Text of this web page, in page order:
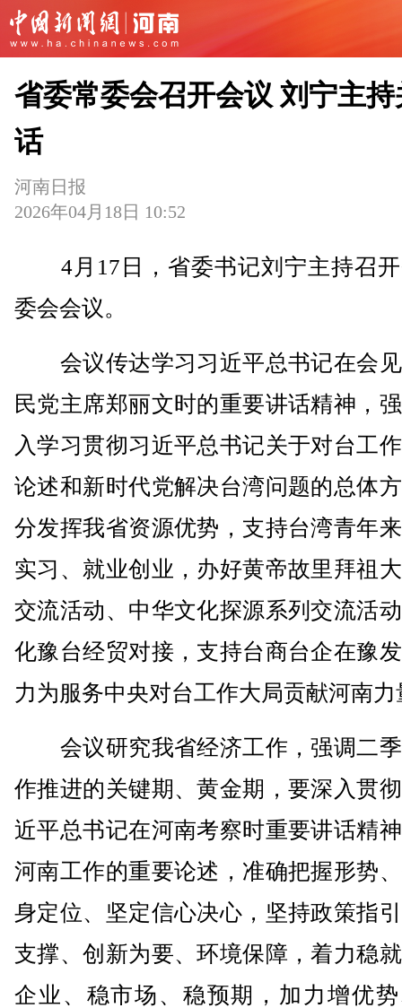
省委常委会召开会议 刘宁主持
话
河南日报
2026年04月18日 10:52
4月17日，省委书记刘宁主持召开
委会会议。
会议传达学习习近平总书记在会
民党主席郑丽文时的重要讲话精神，
入学习贯彻习近平总书记关于对台工
论述和新时代党解决台湾问题的总体
分发挥我省资源优势，支持台湾青年
实习、就业创业，办好黄帝故里拜祖
交流活动、中华文化探源系列交流活
化豫台经贸对接，支持台商台企在豫
力为服务中央对台工作大局贡献河南力
会议研究我省经济工作，强调二
作推进的关键期、黄金期，要深入贯
近平总书记在河南考察时重要讲话精
河南工作的重要论述，准确把握形势
身定位、坚定信心决心，坚持政策指
支撑、创新为要、环境保障，着力稳
企业、稳市场、稳预期，加力增优